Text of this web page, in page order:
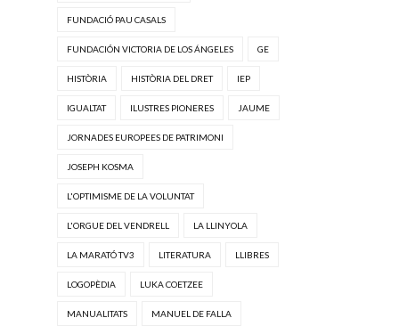
FUNDACIÓ PAU CASALS
FUNDACIÓN VICTORIA DE LOS ÁNGELES GE
HISTÒRIA HISTÒRIA DEL DRET IEP
IGUALTAT ILUSTRES PIONERES JAUME
JORNADES EUROPEES DE PATRIMONI
JOSEPH KOSMA
L'OPTIMISME DE LA VOLUNTAT
L'ORGUE DEL VENDRELL LA LLINYOLA
LA MARATÓ TV3 LITERATURA LLIBRES
LOGOPÈDIA LUKA COETZEE
MANUALITATS MANUEL DE FALLA